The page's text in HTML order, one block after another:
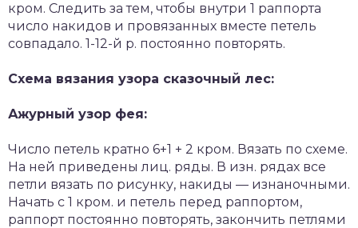
кром. Следить за тем, чтобы внутри 1 раппорта
число накидов и провязанных вместе петель
совпадало. 1-12-й р. постоянно повторять.
Схема вязания узора сказочный лес:
Ажурный узор фея:
Число петель кратно 6+1 + 2 кром. Вязать по схеме.
На ней приведены лиц. ряды. В изн. рядах все
петли вязать по рисунку, накиды — изнаночными.
Начать с 1 кром. и петель перед раппортом,
раппорт постоянно повторять, закончить петлями